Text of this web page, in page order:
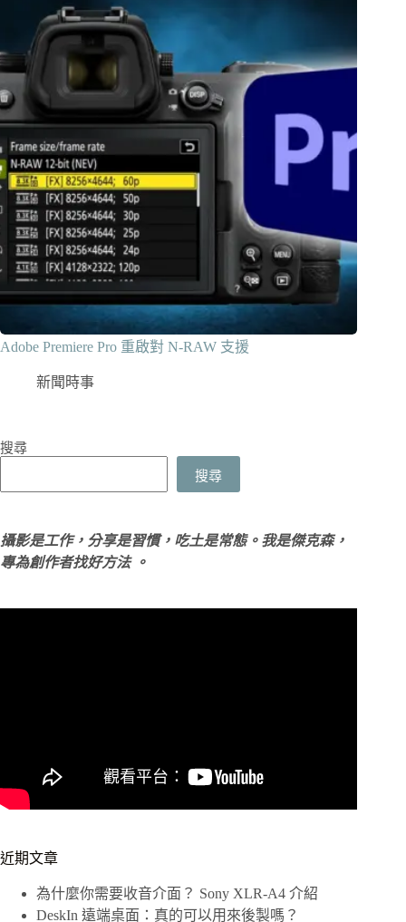
Adobe Premiere Pro 重啟對 N-RAW 支援
新聞時事
搜尋
搜尋
攝影是工作，分享是習慣，吃土是常態。我是傑克森，
專為創作者找好方法 。
近期文章
為什麼你需要收音介面？ Sony XLR-A4 介紹
DeskIn 遠端桌面：真的可以用來後製嗎？